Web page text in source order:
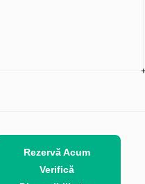
Rezervă Acum
Verifică